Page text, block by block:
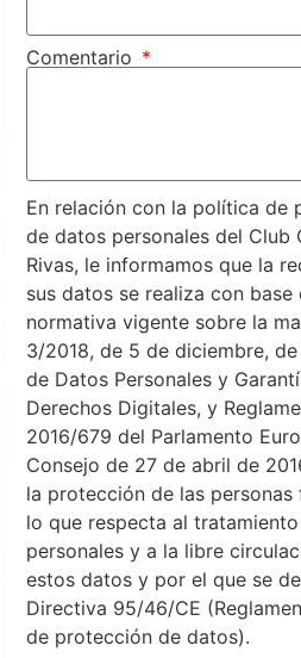
Comentario
En relación con la política de
de datos personales del Club
Rivas, le informamos que la
sus datos se realiza con base
normativa vigente sobre la
3/2018, de 5 de diciembre,
de Datos Personales y
Derechos Digitales, y
2016/679 del Parlamento
Consejo de 27 de abril de
la protección de las personas
lo que respecta al
personales y a la libre
estos datos y por el que se
Directiva 95/46/CE
de protección de datos).